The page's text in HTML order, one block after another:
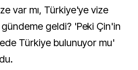
var mı, Türkiye'ye vize
gündeme geldi? 'Peki Çin'in
Türkiye bulunuyor mu'